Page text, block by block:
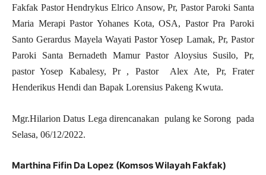
Fakfak Pastor Hendrykus Elrico Ansow, Pr, Pastor Paroki Santa
Maria Merapi Pastor Yohanes Kota, OSA, Pastor Pra Paroki
Santo Gerardus Mayela Wayati Pastor Yosep Lamak, Pr, Pastor
Paroki Santa Bernadeth Mamur Pastor Aloysius Susilo, Pr,
pastor Yosep Kabalesy, Pr , Pastor Alex Ate, Pr, Frater
Henderikus Hendi dan Bapak Lorensius Pakeng Kwuta.
Mgr.Hilarion Datus Lega direncanakan pulang ke Sorong pada
Selasa, 06/12/2022.
Marthina Fifin Da Lopez (Komsos Wilayah Fakfak)